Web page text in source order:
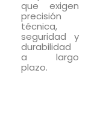
que exigen
precisión
técnica,
seguridad y
durabilidad
a largo
plazo.